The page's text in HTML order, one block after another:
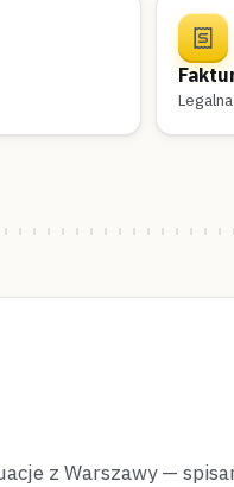
z Warszawy —